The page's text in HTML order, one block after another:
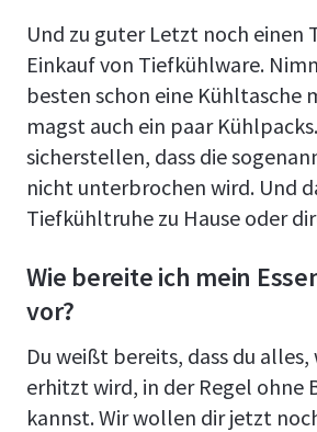
Und zu guter Letzt noch einen
Einkauf von Tiefkühlware.
besten schon eine Kühltasche
magst auch ein paar
sicherstellen, dass die
nicht unterbrochen wird. Und
Tiefkühltruhe zu Hause oder
Wie bereite ich mein
vor?
Du weißt bereits, dass du
erhitzt wird, in der Regel ohne
kannst. Wir wollen dir jetzt